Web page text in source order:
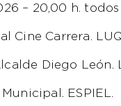
– 20,00 h.
Cine Carrera.
Diego León.
Municipal. ESPIEL.